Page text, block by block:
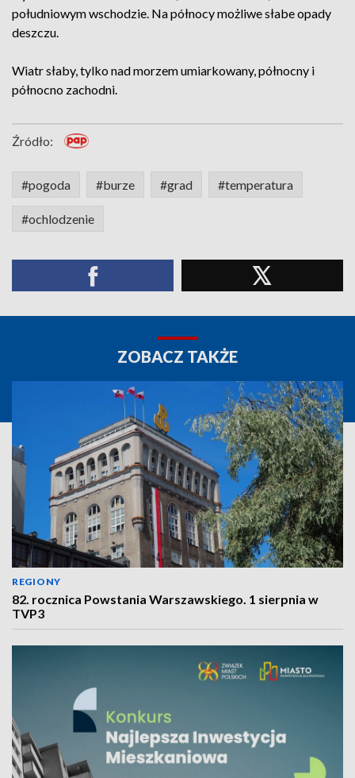
południowym wschodzie. Na północy możliwe słabe opady
deszczu.
Wiatr słaby, tylko nad morzem umiarkowany, północny i
północno zachodni.
Źródło:
#pogoda #burze #grad #temperatura
#ochlodzenie
ZOBACZ TAKŻE
REGIONY
82. rocznica Powstania Warszawskiego. 1 sierpnia w
TVP3